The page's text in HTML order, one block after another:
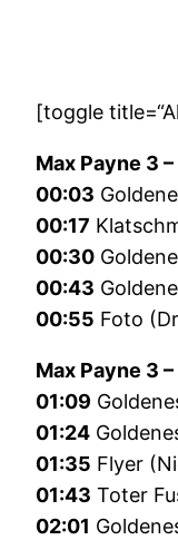
[toggle
Max Payne 3
00:03
00:17
00:30
00:43
00:55 Foto
Max Payne 3
01:09
01:24
01:35 Flyer
01:43 Toter
02:01